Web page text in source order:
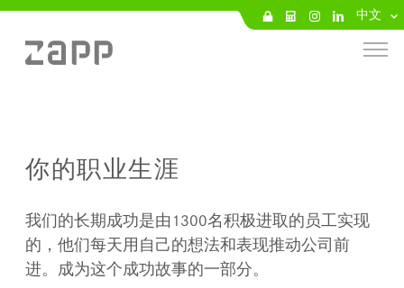
中文
你的职业生涯
我们的长期成功是由1300名积极进取的员工实现
的，他们每天用自己的想法和表现推动公司前
进。成为这个成功故事的一部分。